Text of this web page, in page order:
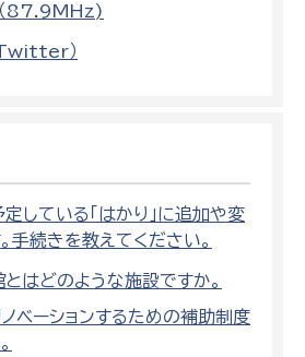
87.9MHz)
）
している「はかり」に追加や変
手続きを教えてください。
はどのような施設ですか。
ベーションするための補助制度